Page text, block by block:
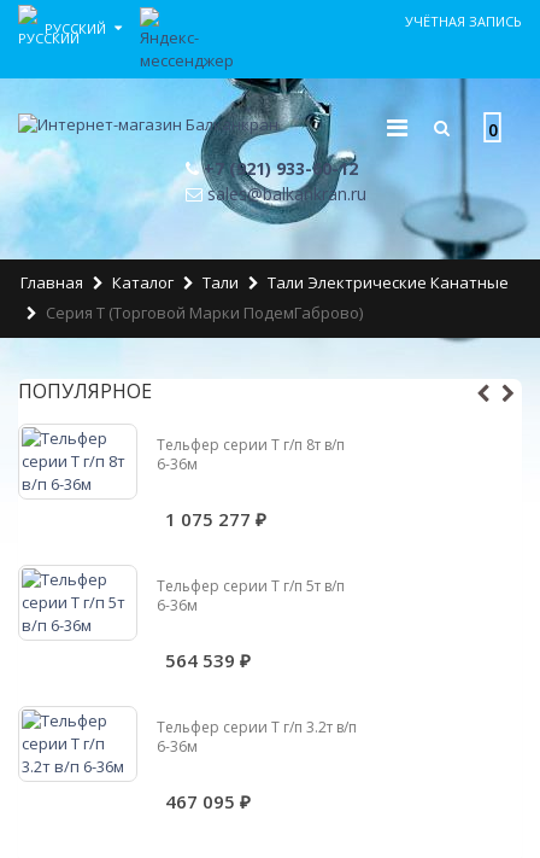
РУССКИЙ УЧЁТНАЯ ЗАПИСЬ
0
+7 (921) 933-60-12
sales@balkankran.ru
Главная Каталог Тали
Тали Электрические Канатные
Серия Т (торговой Марки ПодемГаброво)
ПОПУЛЯРНОЕ
Тельфер серии Т г/п 8т в/п
6-36м
1 075 277 ₽
Тельфер серии Т г/п 5т в/п
6-36м
564 539 ₽
Тельфер серии Т г/п 3.2т в/п
6-36м
467 095 ₽